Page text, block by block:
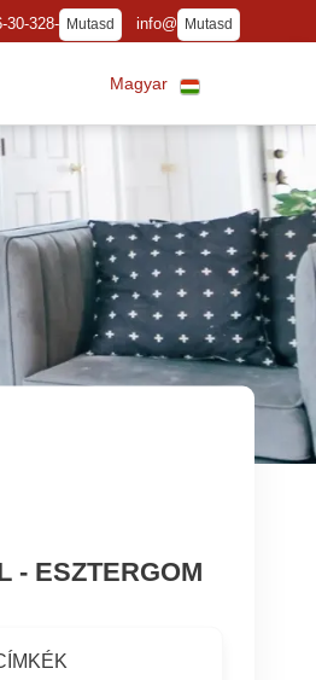
30-328- Mutasd info@ Mutasd
Magyar
- ESZTERGOM